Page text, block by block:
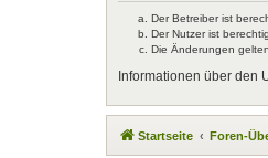
Der Betreiber ist
Der Nutzer ist
Die Änderungen
Informationen über den
Startseite Foren-